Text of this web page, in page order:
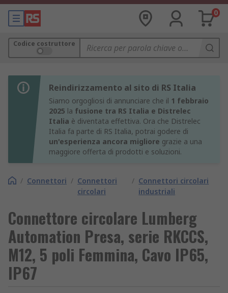
0
Codice costruttore
Reindirizzamento al sito di RS Italia
Siamo orgogliosi di annunciare che il 1 febbraio
2025 la fusione tra RS Italia e Distrelec
Italia è diventata effettiva. Ora che Distrelec
Italia fa parte di RS Italia, potrai godere di
un'esperienza ancora migliore grazie a una
maggiore offerta di prodotti e soluzioni.
/ Connettori / Connettori
circolari
/ Connettori circolari
industriali
Connettore circolare Lumberg
Automation Presa, serie RKCCS,
M12, 5 poli Femmina, Cavo IP65,
IP67